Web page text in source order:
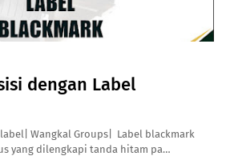
dengan Label
Wangkal Groups| Label blackmark
yang dilengkapi tanda hitam pa…